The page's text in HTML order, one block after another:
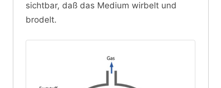
sichtbar, daß das Medium wirbelt und
brodelt.